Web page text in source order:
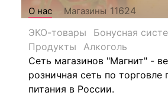
О нас Магазины 11624
ЭКО-товары
Бонусная
Продукты
Алкоголь
Сеть магазинов "Магнит" -
розничная сеть по торговле
питания в России.